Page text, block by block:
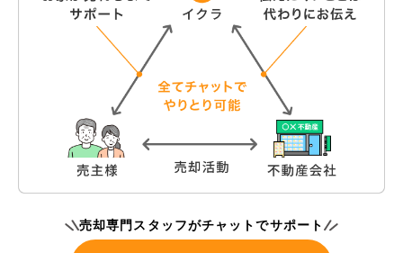
売却専門スタッフがチャットでサポート